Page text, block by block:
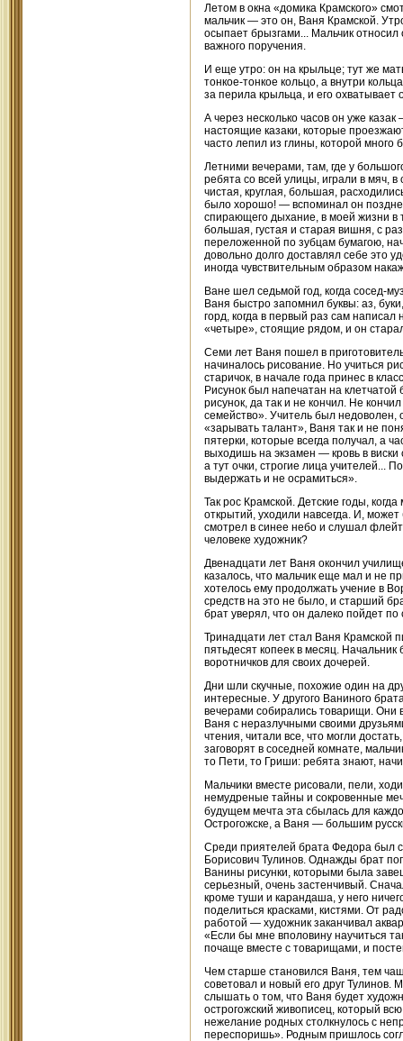
Летом в окна «домика Крамского»
мальчик — это он, Ваня Крамской.
осыпает брызгами... Мальчик
важного поручения.
И еще утро: он на крыльце; тут же
тонкое-тонкое кольцо, а внутри
за перила крыльца, и его охватывает
А через несколько часов он уже
настоящие казаки, которые
часто лепил из глины, которой
Летними вечерами, там, где у
ребята со всей улицы, играли в мяч, в
чистая, круглая, большая,
было хорошо! — вспоминал он
спирающего дыхание, в моей жизни в
большая, густая и старая вишня, с
переложенной по зубцам бумагою,
довольно долго доставлял себе это
иногда чувствительным образом
Ване шел седьмой год, когда сосед-
Ваня быстро запомнил буквы: аз,
горд, когда в первый раз сам
«четыре», стоящие рядом, и он
Семи лет Ваня пошел в
начиналось рисование. Но учиться
старичок, в начале года принес в
Рисунок был напечатан на
рисунок, да так и не кончил. Не
семейство». Учитель был недоволен,
«зарывать талант», Ваня так и не
пятерки, которые всегда получал, а
выходишь на экзамен — кровь в
а тут очки, строгие лица учителей...
выдержать и не осрамиться».
Так рос Крамской. Детские годы,
открытий, уходили навсегда. И, может
смотрел в синее небо и слушал
человеке художник?
Двенадцати лет Ваня окончил
казалось, что мальчик еще мал и не
хотелось ему продолжать учение в
средств на это не было, и старший
брат уверял, что он далеко пойдет по
Тринадцати лет стал Ваня Крамской
пятьдесят копеек в месяц.
воротничков для своих дочерей.
Дни шли скучные, похожие один на
интересные. У другого Ваниного
вечерами собирались товарищи. Они
Ваня с неразлучными своими
чтения, читали все, что могли
заговорят в соседней комнате,
то Пети, то Гриши: ребята знают,
Мальчики вместе рисовали, пели,
немудреные тайны и сокровенные
будущем мечта эта сбылась для
Острогожске, а Ваня — большим
Среди приятелей брата Федора был
Борисович Тулинов. Однажды брат
Ванины рисунки, которыми была
серьезный, очень застенчивый.
кроме туши и карандаша, у него
поделиться красками, кистями. От
работой — художник заканчивал
«Если бы мне вполовину научиться
почаще вместе с товарищами, и
Чем старше становился Ваня, тем
советовал и новый его друг
слышать о том, что Ваня будет
острогожский живописец, который
нежелание родных столкнулось с
переспоришь». Родным пришлось